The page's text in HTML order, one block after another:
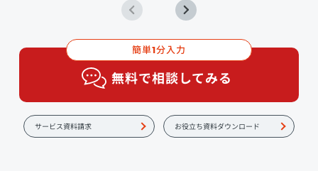
簡単1分入力
無料で相談してみる
サービス資料請求 お役立ち資料ダウンロード